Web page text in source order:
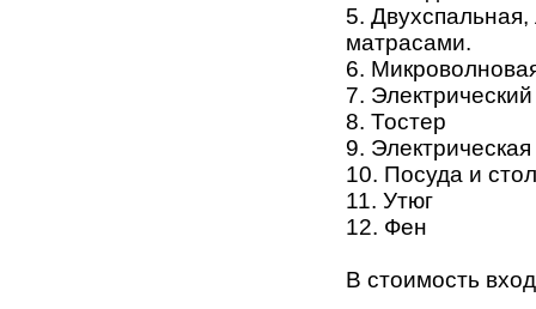
5.
матрасами.
6.
7.
8. Тостер
9.
10. Посуда и
11. Утюг
12. Фен
В стоимость